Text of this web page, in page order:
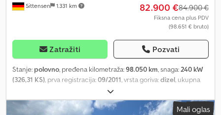
Sittensen 1.331 km 82.900 €84.900 €
Fiksna cena plus PDV
(98.651 € bruto)
Zatražiti Pozvati
Stanje: polovno, pređena kilometraža:98.050 km, snaga: 240 kW
(326,31 KS) , prva registracija:09/2011 , vrsta goriva:dizel , ukupna
, konfiguracija osovina:
prenosa:automatski, emisioni razred:Euro 5, ukupna širina:2.550
, ukupna visina: 3.650 mm, Oprema:
ABS, dizalica, pogon na
Mali oglas